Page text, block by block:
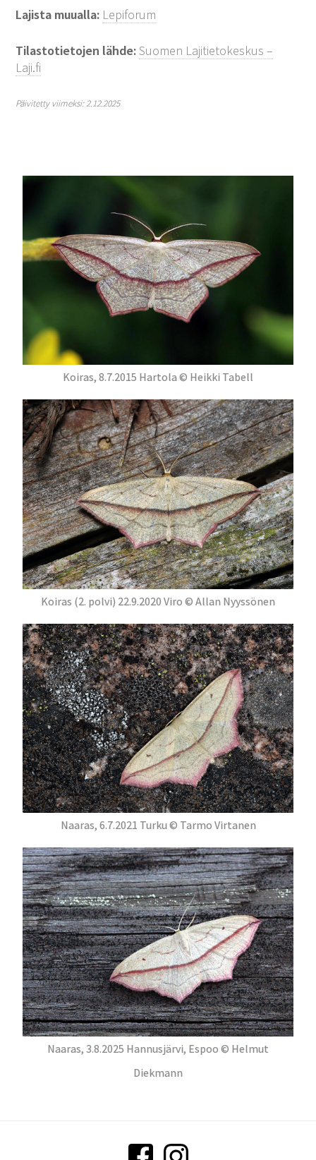
Lajista muualla: Lepiforum
Tilastotietojen lähde:Suomen Lajitietokeskus –
Laji.fi
Päivitetty viimeksi: 2.12.2025
Koiras, 8.7.2015 Hartola © Heikki Tabell
Koiras (2. polvi) 22.9.2020 Viro © Allan Nyyssönen
Naaras, 6.7.2021 Turku © Tarmo Virtanen
Naaras, 3.8.2025 Hannusjärvi, Espoo © Helmut
Diekmann